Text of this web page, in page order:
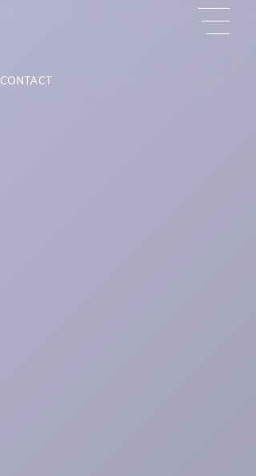
CONTACT